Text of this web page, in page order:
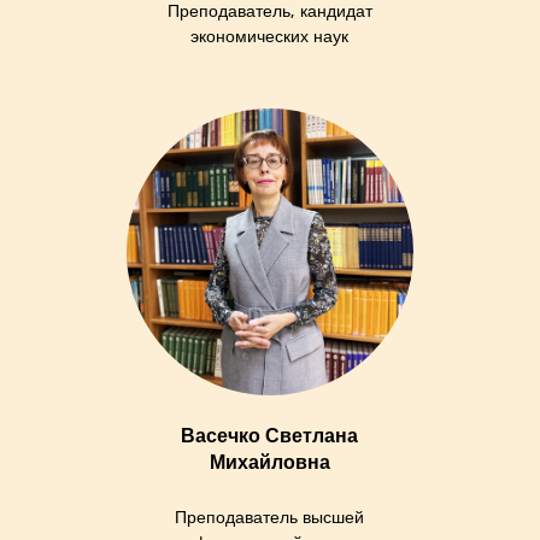
Преподаватель, кандидат
экономических наук
Васечко Светлана
Михайловна
Преподаватель высшей